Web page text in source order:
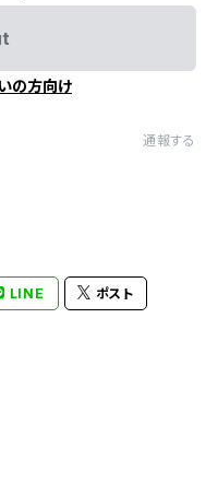
の方向け
通報する
LINE ポスト